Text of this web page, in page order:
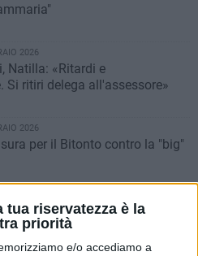
tua riservatezza è la
priorità
e/o accediamo a
2026
Natilla: «Ritardi e
Si ritiri delega all'assessore»
2026
per il Bitonto contro la "big"
2026
sale al secondo posto: battuto